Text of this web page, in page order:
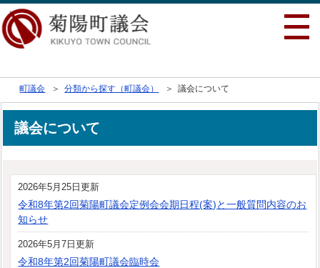
町議会 ＞分類から探す（町議会） ＞ 議会について
議会について
2026年5月25日更新
令和8年第2回菊陽町議会定例会会期日程(案)と一般質問内容のお
知らせ
2026年5月7日更新
令和8年第2回菊陽町議会臨時会